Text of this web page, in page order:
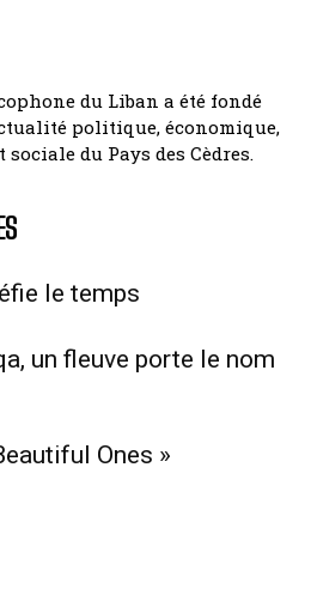
du Liban a été fondé
politique, économique,
du Pays des Cèdres.
le temps
un fleuve porte le nom
Ones »